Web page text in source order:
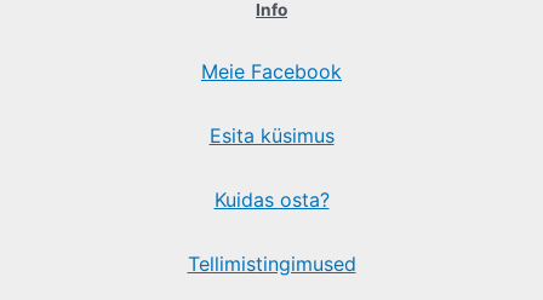
Info
Meie Facebook
Esita küsimus
Kuidas osta?
Tellimistingimused